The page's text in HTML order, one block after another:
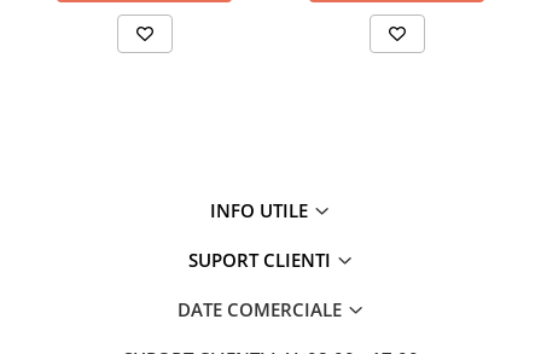
INFO UTILE
SUPORT CLIENTI
DATE COMERCIALE